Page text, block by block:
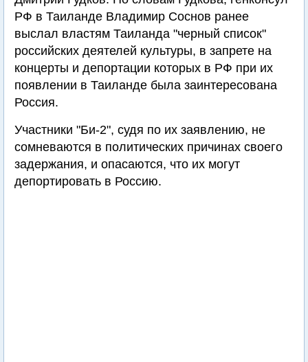
РФ в Таиланде Владимир Соснов ранее
выслал властям Таиланда "черный список"
российских деятелей культуры, в запрете на
концерты и депортации которых в РФ при их
появлении в Таиланде была заинтересована
Россия.
Участники "Би-2", судя по их заявлению, не
сомневаются в политических причинах своего
задержания, и опасаются, что их могут
депортировать в Россию.